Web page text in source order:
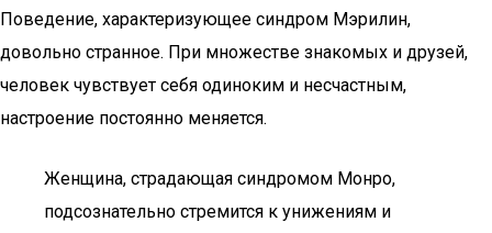
Поведение, характеризующее синдром Мэрилин,
довольно странное. При множестве знакомых и друзей,
человек чувствует себя одиноким и несчастным,
настроение постоянно меняется.
Женщина, страдающая синдромом Монро,
подсознательно стремится к унижениям и